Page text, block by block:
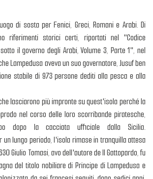
di sosta per Fenici, Greci, Romani e Arabi. Di
riferimenti storici certi, riportati nel "Codice
il governo degli Arabi, Volume 3, Parte 1", nel
Lampedusa aveva un suo governatore, Jusuf ben
stabile di 973 persone dediti alla pesca e alla
lasciarono più impronte su quest'isola perché la
nel corso delle loro scorribande piratesche,
dopo la cacciata ufficiale dalla Sicilia.
un lungo periodo, l'isola rimase in tranquilla attesa
Giulio Tomasi, avo dell'autore de Il Gattopardo, fu
del titolo nobiliare di Principe di Lampedusa e